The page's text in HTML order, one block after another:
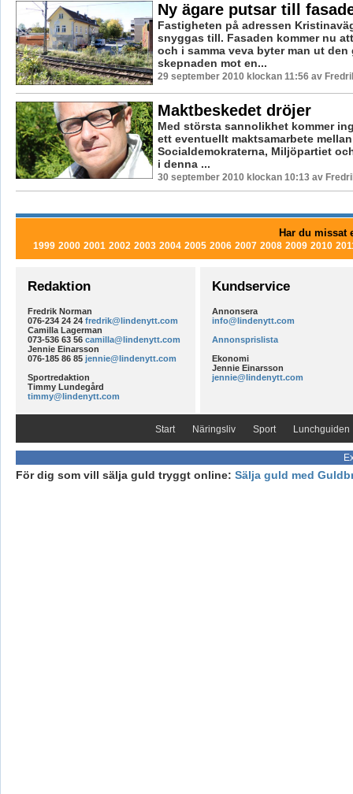
Ny ägare putsar till
Fastigheten på adressen
snyggas till. Fasaden kommer nu
och i samma veva byter man ut den
skepnaden mot en...
29 september 2010 klockan 11:56 av
Maktbeskedet dröjer
Med största sannolikhet kommer
ett eventuellt maktsamarbete mellan
Socialdemokraterna, Miljöpartiet
i denna ...
30 september 2010 klockan 10:13 av
Har du missat
1999 2000 2001 2002 2003 2004 2005 2006 2007 2008 2009 2010
Redaktion
Fredrik Norman
076-234 24 24 fredrik@lindenytt.com
Camilla Lagerman
073-536 63 56 camilla@lindenytt.com
Jennie Einarsson
076-185 86 85 jennie@lindenytt.com
Sportredaktion
Timmy Lundegård
timmy@lindenytt.com
Kundservice
Annonsera
info@lindenytt.com
Annonsprislista
Ekonomi
Jennie Einarsson
jennie@lindenytt.com
Start Näringsliv Sport Lunchguiden
För dig som vill sälja guld tryggt online: Sälja guld med